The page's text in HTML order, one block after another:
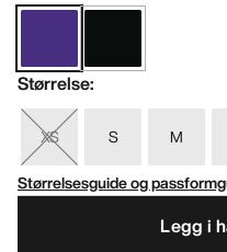
Størrelse:
XS S M
Størrelsesguide og
Legg i